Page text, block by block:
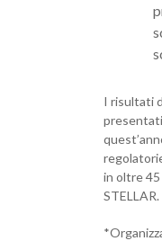
I risultati
in oltre
STELLAR.